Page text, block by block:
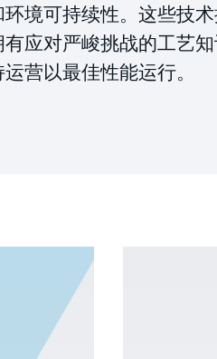
境可持续性。这些技
应对严峻挑战的工艺
营以最佳性能运行。